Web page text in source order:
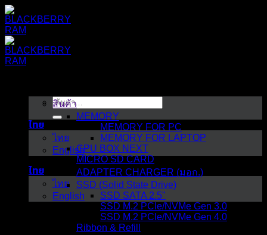
ข้าม
ไป
ยัง
เนื้อหา
สินค้า
MEMORY
MEMORY FOR PC
MEMORY FOR LAPTOP
CPU BOX NEXT
MICRO SD CARD
ADAPTER CHARGER (มอก.)
SSD (Solid State Drive)
SSD SATA 2.5"
SSD M.2 PCIe/NVMe Gen 3.0
SSD M.2 PCIe/NVMe Gen 4.0
Ribbon & Refill
ค้นหา:
ไทย
ไทย
English
ไทย
ไทย
English